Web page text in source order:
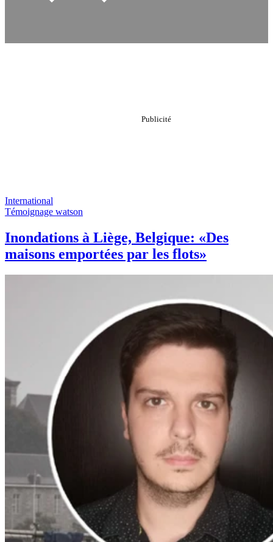
International
Témoignage watson
Inondations à Liège, Belgique: «Des
maisons emportées par les flots»